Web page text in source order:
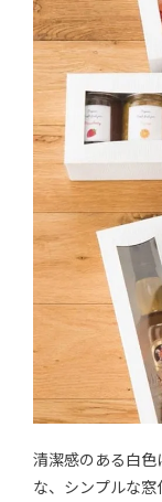
清潔感のある白
な、シンプルな窓